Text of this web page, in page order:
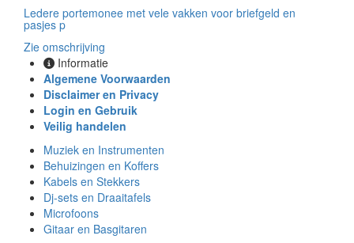
Ledere portemonee met vele vakken voor briefgeld en
pasjes p
Zie omschrijving
Informatie
Algemene Voorwaarden
Disclaimer en Privacy
Login en Gebruik
Veilig handelen
Muziek en Instrumenten
Behuizingen en Koffers
Kabels en Stekkers
Dj-sets en Draaitafels
Microfoons
Gitaar en Basgitaren